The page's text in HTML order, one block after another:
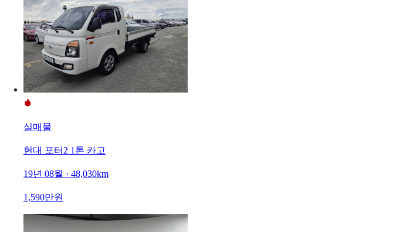
실매물
현대 포터2 1톤 카고
19년 08월 · 48,030km
1,590만원